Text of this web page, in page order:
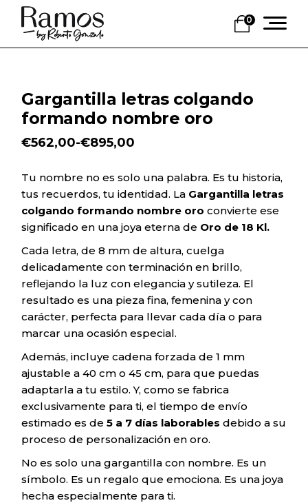
Skip
content
0
Gargantilla letras colgando
formando nombre oro
€562,00-€895,00
Rango
precios:
desde
€562,00
hasta
€895,00
Tu nombre no es solo una palabra. Es tu historia,
tus recuerdos, tu identidad. La Gargantilla letras
colgando formando nombre oro convierte ese
significado en una joya eterna de Oro de 18 Kl.
Cada letra, de 8 mm de altura, cuelga
delicadamente con terminación en brillo,
reflejando la luz con elegancia y sutileza. El
resultado es una pieza fina, femenina y con
carácter, perfecta para llevar cada día o para
marcar una ocasión especial.
Además, incluye cadena forzada de 1 mm
ajustable a 40 cm o 45 cm, para que puedas
adaptarla a tu estilo. Y, como se fabrica
exclusivamente para ti, el tiempo de envío
estimado es de5 a 7 días laborables debido a su
proceso de personalización en oro.
No es solo una gargantilla con nombre. Es un
símbolo. Es un regalo que emociona. Es una joya
hecha especialmente para ti.